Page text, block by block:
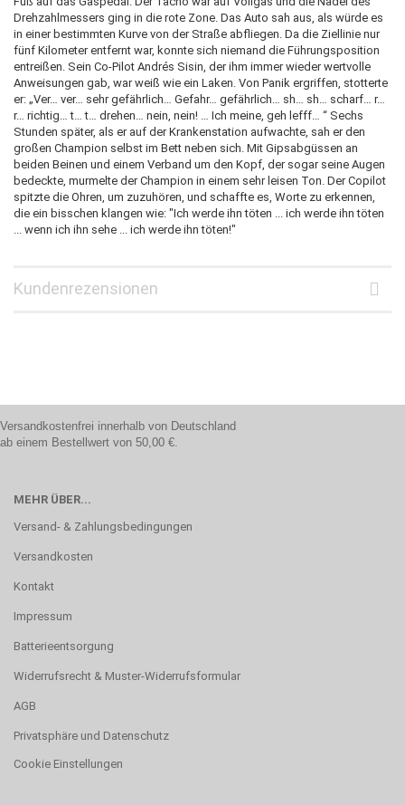
Drehzahlmessers ging in die rote Zone. Das Auto sah aus, als würde es
in einer bestimmten Kurve von der Straße abfliegen. Da die Ziellinie nur
fünf Kilometer entfernt war, konnte sich niemand die Führungsposition
entreißen. Sein Co-Pilot Andrés Sisin, der ihm immer wieder wertvolle
Anweisungen gab, war weiß wie ein Laken. Von Panik ergriffen, stotterte
er: „Ver… ver… sehr gefährlich… Gefahr… gefährlich… sh… sh… scharf… r…
r… richtig… t… t… drehen… nein, nein! … Ich meine, geh lefff… “ Sechs
Stunden später, als er auf der Krankenstation aufwachte, sah er den
großen Champion selbst im Bett neben sich. Mit Gipsabgüssen an
beiden Beinen und einem Verband um den Kopf, der sogar seine Augen
bedeckte, murmelte der Champion in einem sehr leisen Ton. Der Copilot
spitzte die Ohren, um zuzuhören, und schaffte es, Worte zu erkennen,
die ein bisschen klangen wie: "Ich werde ihn töten ... ich werde ihn töten
... wenn ich ihn sehe ... ich werde ihn töten!"
Kundenrezensionen
Versandkostenfrei innerhalb von Deutschland
ab einem Bestellwert von 50,00 €.
MEHR ÜBER...
Versand- & Zahlungsbedingungen
Versandkosten
Kontakt
Impressum
Batterieentsorgung
Widerrufsrecht & Muster-Widerrufsformular
AGB
Privatsphäre und Datenschutz
Cookie Einstellungen